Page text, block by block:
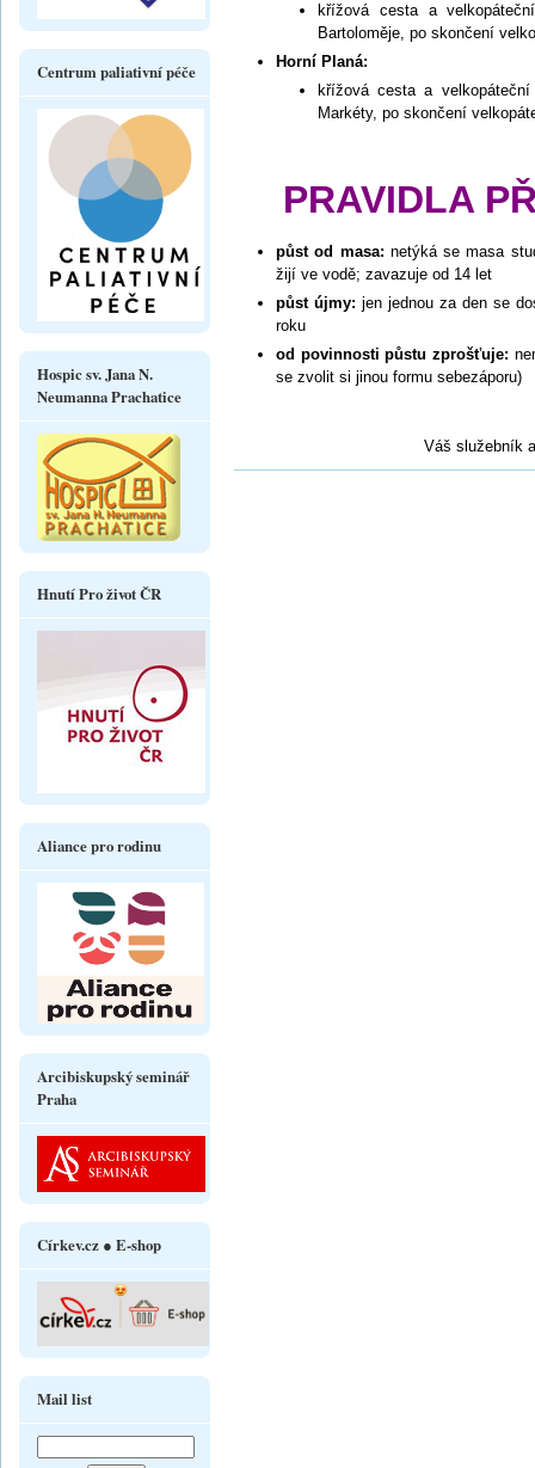
křížová cesta a
Bartoloměje, po skončení
Horní Planá:
křížová cesta a
Markéty, po skončení
PRAVIDLA
půst od masa: netýká se masa
žijí ve vodě; zavazuje od 14 let
půst újmy: jen jednou za den se
roku
od povinnosti půstu zprošťuje:
se zvolit si jinou formu sebezáporu)
Váš služebník
Centrum paliativní péče
Hospic sv. Jana N.
Neumanna Prachatice
Hnutí Pro život ČR
Aliance pro rodinu
Arcibiskupský seminář
Praha
Církev.cz ● E-shop
Mail list